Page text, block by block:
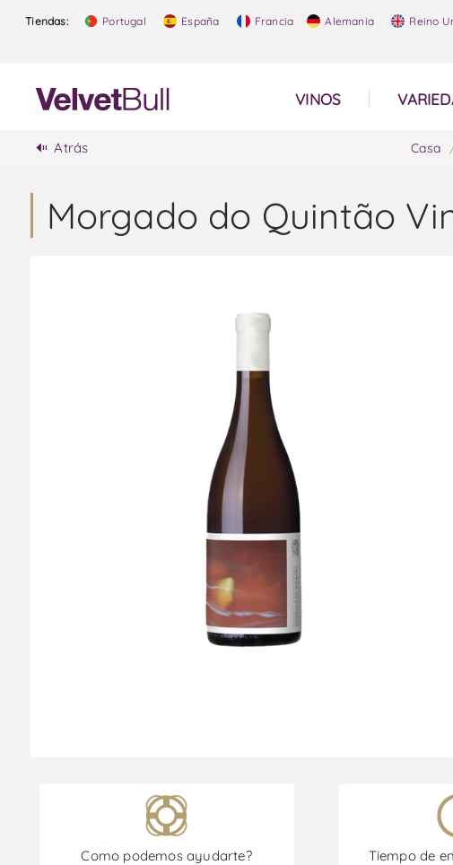
Tiendas: Portugal España Francia Alemania Reino
VINOS
Atrás Casa
Morgado do Quintão
Como podemos ayudarte?
Tiempo de